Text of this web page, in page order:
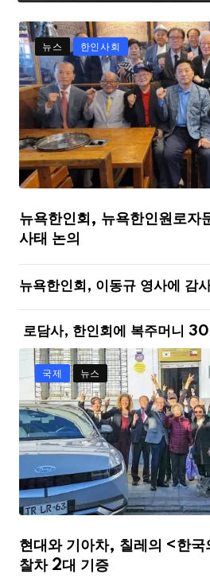
뉴스 한인사회
뉴욕한인회, 뉴욕한인원로자
사태 논의
뉴욕한인회, 이동규 영사에 감
로담사, 한인회에 복주머니
국제 뉴스
현대와 기아차, 칠레의 <한
찰차 2대 기증